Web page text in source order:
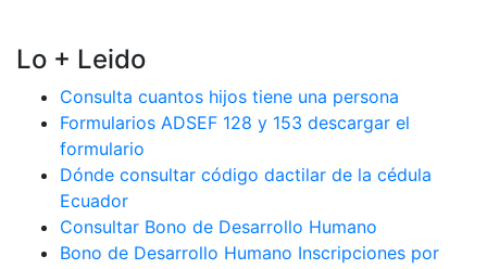
Lo + Leido
Consulta cuantos hijos tiene una persona
Formularios ADSEF 128 y 153 descargar el
formulario
Dónde consultar código dactilar de la cédula
Ecuador
Consultar Bono de Desarrollo Humano
Bono de Desarrollo Humano Inscripciones por